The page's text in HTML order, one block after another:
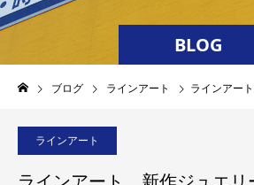
BLOG
ブログ ラインアート ラインアート
ラインアート